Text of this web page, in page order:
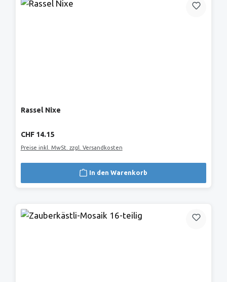
Rassel Nixe
Regulärer Preis:
CHF 14.15
Preise inkl. MwSt. zzgl. Versandkosten
In den Warenkorb